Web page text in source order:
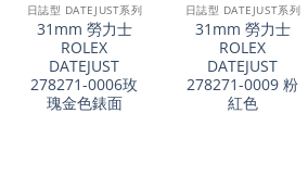
日誌型 DATEJUST系列
31mm 勞力士
ROLEX
DATEJUST
278271-0006玫
瑰金色錶面
日誌型 DATEJUST系列
31mm 勞力士
ROLEX
DATEJUST
278271-0009 粉
紅色